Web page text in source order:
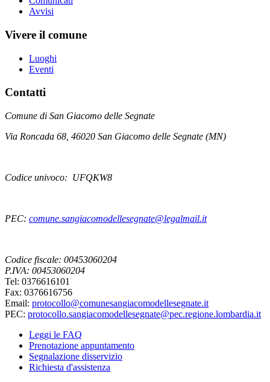
Avvisi
Vivere il comune
Luoghi
Eventi
Contatti
Comune di San Giacomo delle Segnate
Via Roncada 68, 46020 San Giacomo delle Segnate (MN)
Codice univoco: UFQKW8
PEC: comune.sangiacomodellesegnate@legalmail.it
Codice fiscale: 00453060204
P.IVA: 00453060204
Tel: 0376616101
Fax: 0376616756
Email: protocollo@comunesangiacomodellesegnate.it
PEC: protocollo.sangiacomodellesegnate@pec.regione.lombardia.it
Leggi le FAQ
Prenotazione appuntamento
Segnalazione disservizio
Richiesta d'assistenza